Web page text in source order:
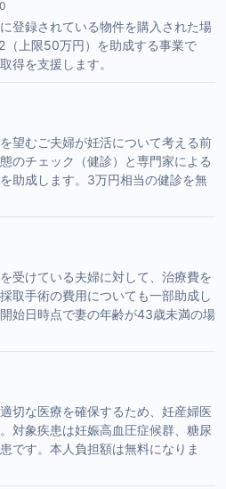
登録されている物件を購入された場
（上限50万円）を助成する事業で
得を支援します。
望むご夫婦が妊活について考える前
のチェック（健診）と専門家による
助成します。3万円相当の健診を無
受けている夫婦に対して、治療費を
取手術の費用についても一部助成し
始日時点で妻の年齢が43歳未満の場
切な医療を確保するため、妊産婦医
対象疾患は妊娠高血圧症候群、糖尿
です。本人負担額は無料になりま